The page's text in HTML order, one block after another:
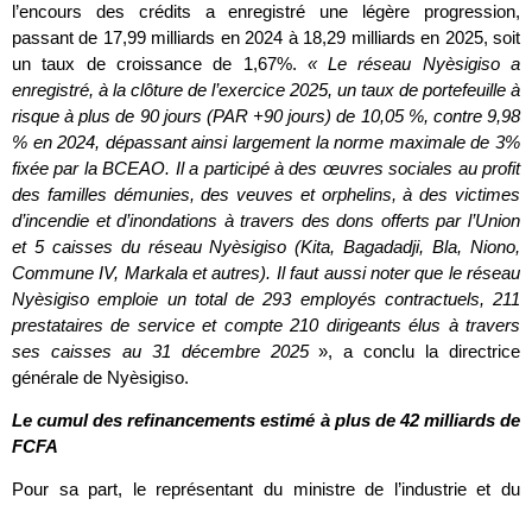
l’encours des crédits a enregistré une légère progression,
passant de 17,99 milliards en 2024 à 18,29 milliards en 2025, soit
un taux de croissance de 1,67%. « Le réseau Nyèsigiso a
enregistré, à la clôture de l’exercice 2025, un taux de portefeuille à
risque à plus de 90 jours (PAR +90 jours) de 10,05 %, contre 9,98
% en 2024, dépassant ainsi largement la norme maximale de 3%
fixée par la BCEAO. Il a participé à des œuvres sociales au profit
des familles démunies, des veuves et orphelins, à des victimes
d’incendie et d’inondations à travers des dons offerts par l’Union
et 5 caisses du réseau Nyèsigiso (Kita, Bagadadji, Bla, Niono,
Commune IV, Markala et autres). Il faut aussi noter que le réseau
Nyèsigiso emploie un total de 293 employés contractuels, 211
prestataires de service et compte 210 dirigeants élus à travers
ses caisses au 31 décembre 2025», a conclu la directrice
générale de Nyèsigiso.
Le cumul des refinancements estimé à plus de 42 milliards de
FCFA
Pour sa part, le représentant du ministre de l’industrie et du